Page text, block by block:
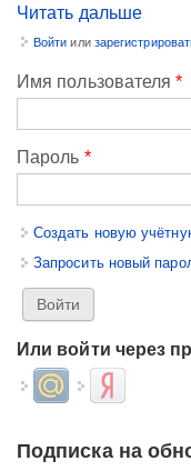
Читать дальше
Войти или
Имя пользователя*
Пароль *
Создать новую
Запросить новый
Или войти через
Login with Mail.ru
Login with
Подписка на